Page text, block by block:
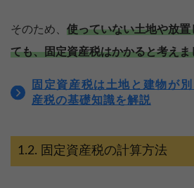
そのため、 使っていない土地や放
ても、固定資産税はかかると考えま
固定資産税は土地と建物が
産税の基礎知識を解説
固定資産税の計算方法